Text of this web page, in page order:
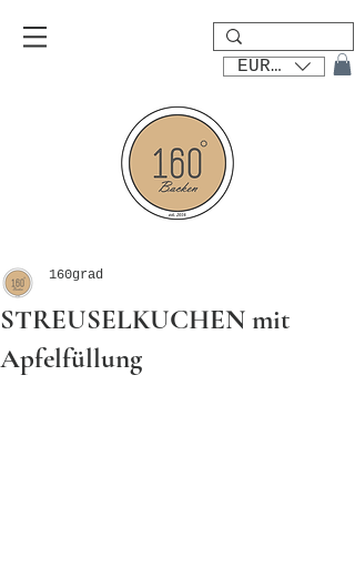
EUR (€)
STREUSELKUCHEN mit
Apfelfüllung
160grad